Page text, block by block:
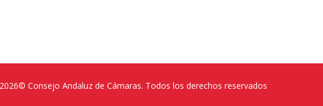
Consejo Andaluz de Cámaras. Todos los derechos reservados